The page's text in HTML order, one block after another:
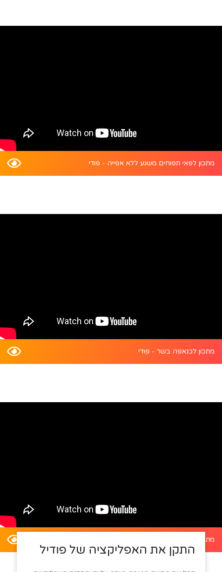
מתכון לפאי תפוחים משגע ללא אפייה - פודי
מתכון לכנאפה בשר - פודי
מתכון לדלעת ערמונים במילוי סלט קינואה - פודי
התקן את האפליקציה של פודיל